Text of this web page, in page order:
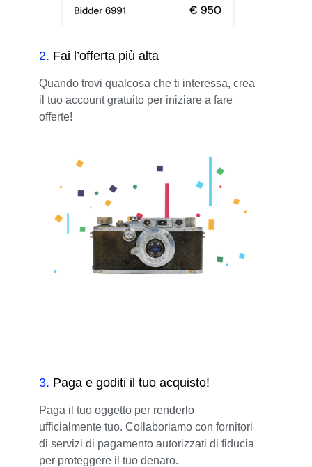
2. Fai l’offerta più alta
Quando trovi qualcosa che ti interessa, crea
il tuo account gratuito per iniziare a fare
offerte!
3. Paga e goditi il tuo acquisto!
Paga il tuo oggetto per renderlo
ufficialmente tuo. Collaboriamo con fornitori
di servizi di pagamento autorizzati di fiducia
per proteggere il tuo denaro.